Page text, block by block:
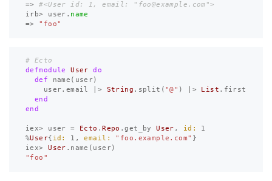
=>
#<User id: 1, email: " foo@example.com ">
irb> user . name
=>
"foo"
# Ecto
defmodule
User
do
def
name ( user)
user. email |> String . split ( "@" ) |> List . first
end
end
iex> user = Ecto .Repo .get_by User , id:
1
%User{ id: 1 , email: "foo.example.com" }
iex> User . name ( user)
"foo"